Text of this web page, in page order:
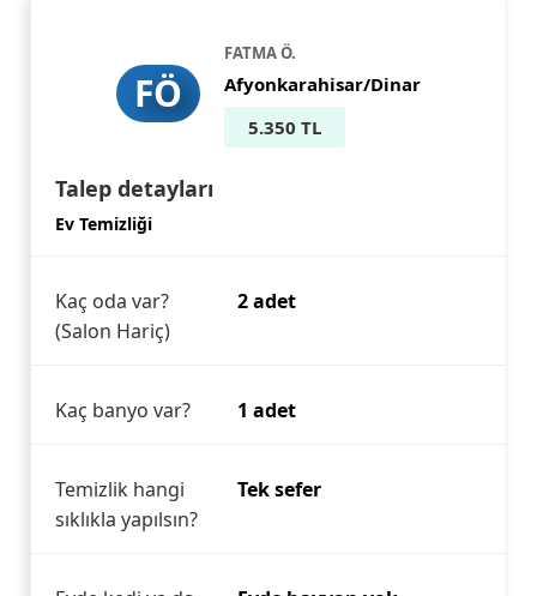
FÖ
FATMA Ö.
Afyonkarahisar/Dinar
5.350 TL
Talep detayları
Ev Temizliği
Kaç oda var?
(Salon Hariç)
2 adet
Kaç banyo var? 1 adet
Temizlik hangi
sıklıkla yapılsın?
Tek sefer